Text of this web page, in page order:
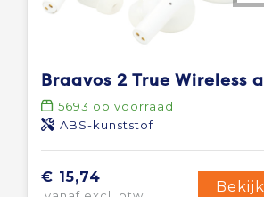
5693 op voorraad
ABS-kunststof
€ 15,74
Bekijk